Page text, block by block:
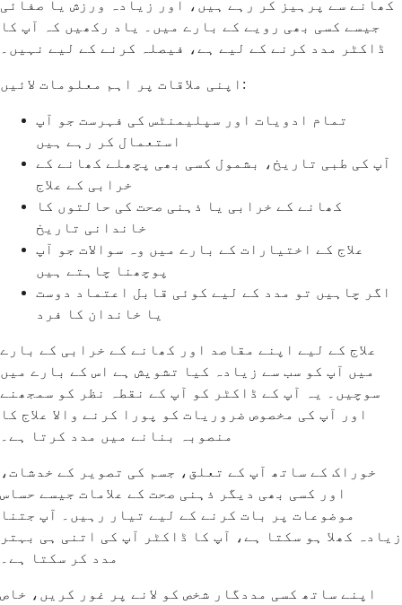
کھانے سے پرہیز کر رہے ہیں، اور زیادہ ورزش یا صفائی
جیسے کسی بھی رویے کے بارے میں۔ یاد رکھیں کہ آپ کا
ڈاکٹر مدد کرنے کے لیے ہے، فیصلہ کرنے کے لیے نہیں۔
اپنی ملاقات پر اہم معلومات لائیں:
تمام ادویات اور سپلیمنٹس کی فہرست جو آپ
استعمال کر رہے ہیں
آپ کی طبی تاریخ، بشمول کسی بھی پچھلے کھانے کے
خرابی کے علاج
کھانے کے خرابی یا ذہنی صحت کی حالتوں کا
خاندانی تاریخ
علاج کے اختیارات کے بارے میں وہ سوالات جو آپ
پوچھنا چاہتے ہیں
اگر چاہیں تو مدد کے لیے کوئی قابل اعتماد دوست
یا خاندان کا فرد
علاج کے لیے اپنے مقاصد اور کھانے کے خرابی کے بارے
میں آپ کو سب سے زیادہ کیا تشویش ہے اس کے بارے میں
سوچیں۔ یہ آپ کے ڈاکٹر کو آپ کے نقطہ نظر کو سمجھنے
اور آپ کی مخصوص ضروریات کو پورا کرنے والا علاج کا
منصوبہ بنانے میں مدد کرتا ہے۔
خوراک کے ساتھ آپ کے تعلق، جسم کی تصویر کے خدشات،
اور کسی بھی دیگر ذہنی صحت کے علامات جیسے حساس
موضوعات پر بات کرنے کے لیے تیار رہیں۔ آپ جتنا
زیادہ کھلا ہو سکتا ہے، آپ کا ڈاکٹر آپ کی اتنی ہی بہتر
مدد کر سکتا ہے۔
اپنے ساتھ کسی مددگار شخص کو لانے پر غور کریں، خاص